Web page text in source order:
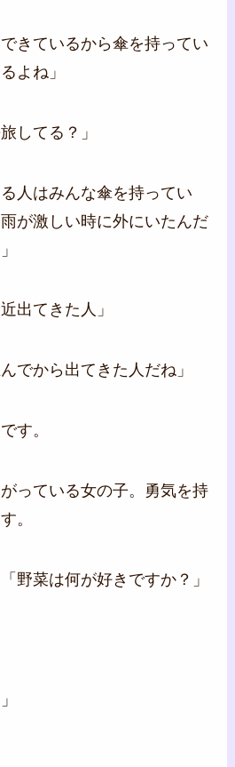
きているから傘を持ってい
よね」
してる？」
人はみんな傘を持ってい
が激しい時に外にいたんだ
出てきた人」
でから出てきた人だね」
す。
っている女の子。勇気を持
。
野菜は何が好きですか？」